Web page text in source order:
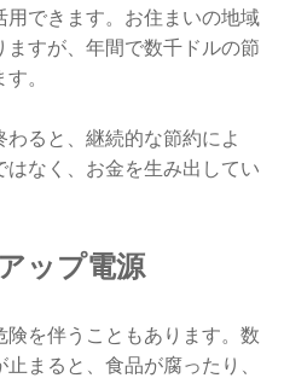
用できます。お住まいの地域
すが、年間で数千ドルの節
。
ると、継続的な節約によ
はなく、お金を生み出してい
ップ電源
を伴うこともあります。数
まると、食品が腐ったり、